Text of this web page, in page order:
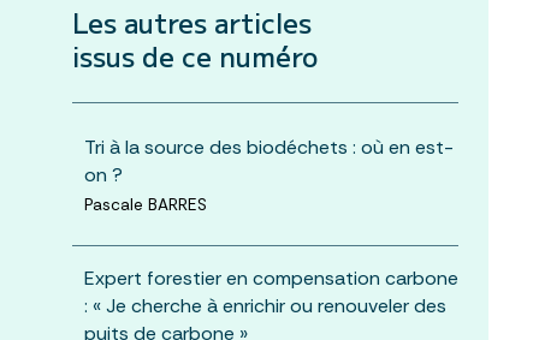
Les autres articles
issus de ce numéro
Tri à la source des biodéchets : où en est-
on ?
Pascale BARRES
Expert forestier en compensation carbone
: « Je cherche à enrichir ou renouveler des
puits de carbone »